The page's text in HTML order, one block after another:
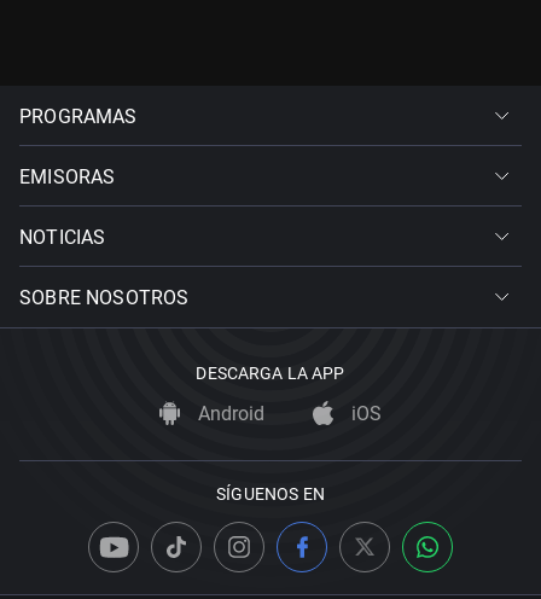
PROGRAMAS
EMISORAS
NOTICIAS
SOBRE NOSOTROS
DESCARGA LA APP
Android iOS
SÍGUENOS EN